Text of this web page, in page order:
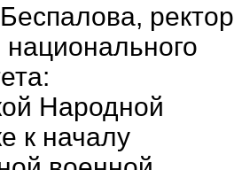
ректор
национального
Народной
к началу